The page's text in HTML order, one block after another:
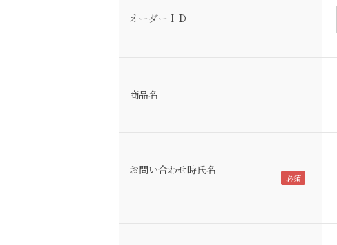
オーダーＩＤ
商品名
お問い合わせ時氏名